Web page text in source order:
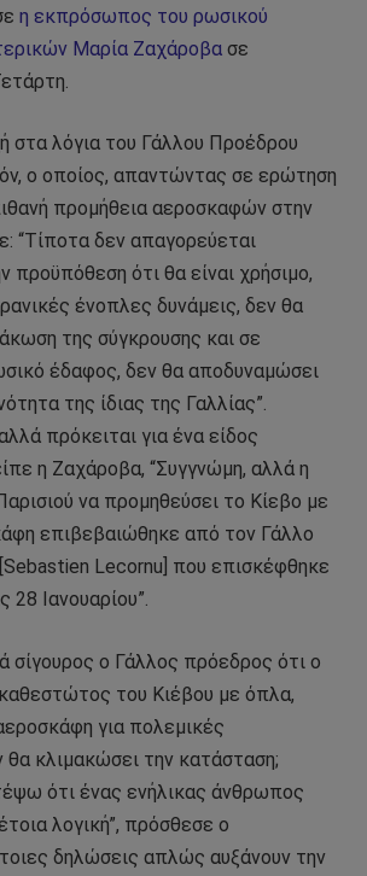
η εκπρόσωπος του ρωσικού
Μαρία Ζαχάροβα σε
στα λόγια του Γάλλου Προέδρου
ο οποίος, απαντώντας σε ερώτηση
προμήθεια αεροσκαφών στην
“Τίποτα δεν απαγορεύεται
προϋπόθεση ότι θα είναι χρήσιμο,
ένοπλες δυνάμεις, δεν θα
της σύγκρουσης και σε
έδαφος, δεν θα αποδυναμώσει
της ίδιας της Γαλλίας”.
πρόκειται για ένα είδος
η Ζαχάροβα, “Συγγνώμη, αλλά η
να προμηθεύσει το Κίεβο με
επιβεβαιώθηκε από τον Γάλλο
Lecornu] που επισκέφθηκε
28 Ιανουαρίου”.
σίγουρος ο Γάλλος πρόεδρος ότι ο
του Κιέβου με όπλα,
για πολεμικές
θα κλιμακώσει την κατάσταση;
ότι ένας ενήλικας άνθρωπος
λογική”, πρόσθεσε ο
δηλώσεις απλώς αυξάνουν την